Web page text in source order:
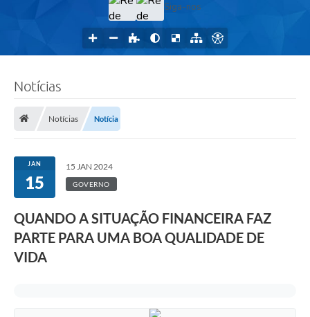
Siga-nos
Notícias
Notícias Notícia
JAN
15
15 JAN 2024
GOVERNO
QUANDO A SITUAÇÃO FINANCEIRA FAZ
PARTE PARA UMA BOA QUALIDADE DE
VIDA